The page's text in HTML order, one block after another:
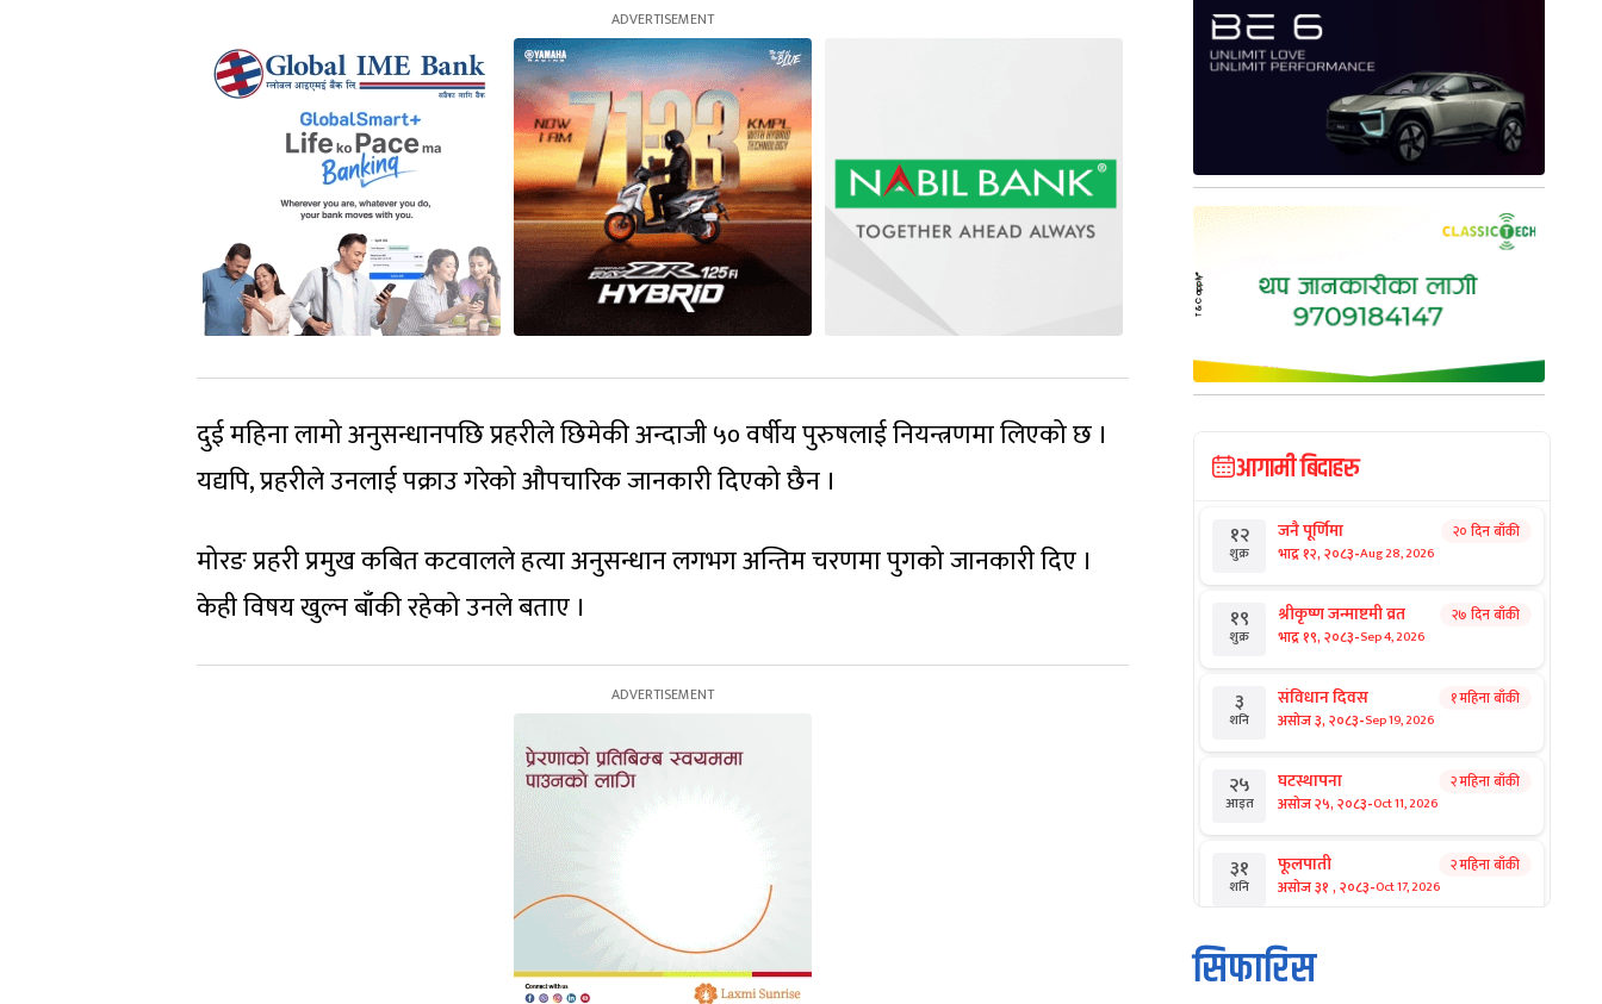
दुई महिना लामो अनुसन्धानपछि प्रहरीले छिमेकी अन्दाजी ५० वर्षीय पुरुषलाई नियन्त्रणमा लिएको छ ।
यद्यपि, प्रहरीले उनलाई पक्राउ गरेको औपचारिक जानकारी दिएको छैन ।
मोरङ प्रहरी प्रमुख कबित कटवालले हत्या अनुसन्धान लगभग अन्तिम चरणमा पुगको जानकारी दिए ।
केही विषय खुल्न बाँकी रहेको उनले बताए ।
आगामी बिदाहरु
१२
शुक्र
जनै पूर्णिमा
भाद्र १२, २०८३-Aug 28, 2026
२० दिन बाँकी
१९
शुक्र
श्रीकृष्ण जन्माष्टमी व्रत
भाद्र १९, २०८३-Sep 4, 2026
२७ दिन बाँकी
३
शनि
संविधान दिवस
असोज ३, २०८३-Sep 19, 2026
१ महिना बाँकी
२५
आइत
घटस्थापना
असोज २५, २०८३-Oct 11, 2026
२ महिना बाँकी
३१
शनि
फूलपाती
असोज ३१ , २०८३-Oct 17, 2026
२ महिना बाँकी
१
आइत
कार्तिक सङ्क्रान्ति
कार्तिक १, २०८३
सिफारिस